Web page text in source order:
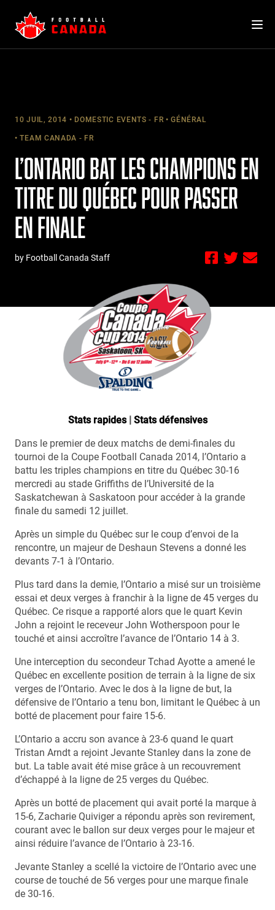
content
10 JUIL, 2014 DOMESTIC EVENTS - FR GÉNÉRAL
TEAM CANADA - FR
L’ONTARIO BAT LES CHAMPIONS EN
TITRE DU QUÉBEC POUR PASSER
EN FINALE
by Football Canada Staff
Stats rapides| Stats défensives
Dans le premier de deux matchs de demi-finales du
tournoi de la Coupe Football Canada 2014, l’Ontario a
battu les triples champions en titre du Québec 30-16
mercredi au stade Griffiths de l’Université de la
Saskatchewan à Saskatoon pour accéder à la grande
finale du samedi 12 juillet.
Après un simple du Québec sur le coup d’envoi de la
rencontre, un majeur de Deshaun Stevens a donné les
devants 7-1 à l’Ontario.
Plus tard dans la demie, l’Ontario a misé sur un troisième
essai et deux verges à franchir à la ligne de 45 verges du
Québec. Ce risque a rapporté alors que le quart Kevin
John a rejoint le receveur John Wotherspoon pour le
touché et ainsi accroître l’avance de l’Ontario 14 à 3.
Une interception du secondeur Tchad Ayotte a amené le
Québec en excellente position de terrain à la ligne de six
verges de l’Ontario. Avec le dos à la ligne de but, la
défensive de l’Ontario a tenu bon, limitant le Québec à un
botté de placement pour faire 15-6.
L’Ontario a accru son avance à 23-6 quand le quart
Tristan Arndt a rejoint Jevante Stanley dans la zone de
but. La table avait été mise grâce à un recouvrement
d’échappé à la ligne de 25 verges du Québec.
Après un botté de placement qui avait porté la marque à
15-6, Zacharie Quiviger a répondu après son revirement,
courant avec le ballon sur deux verges pour le majeur et
ainsi réduire l’avance de l’Ontario à 23-16.
Jevante Stanley a scellé la victoire de l’Ontario avec une
course de touché de 56 verges pour une marque finale
de 30-16.